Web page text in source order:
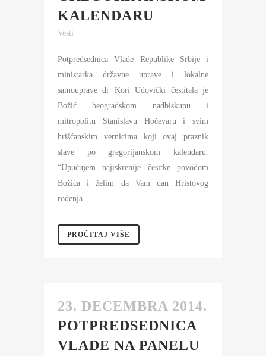
KALENDARU
Vesti
Potpredsednica Vlade Republike Srbije i
ministarka državne uprave i lokalne
samouprave dr Kori Udovički čestitala je
Božić beogradskom nadbiskupu i
mitropolitu Stanislavu Hočevaru i svim
hrišćanskim vernicima koji ovaj praznik
slave po gregorijanskom kalendaru.
“Upućujem najiskrenije česitke povodom
Božića i želim da Vam dan Hristovog
rođenja...
PROČITAJ VIŠE
23. DECEMBRA 2014.
POTPREDSEDNICA
VLADE NA PANELU